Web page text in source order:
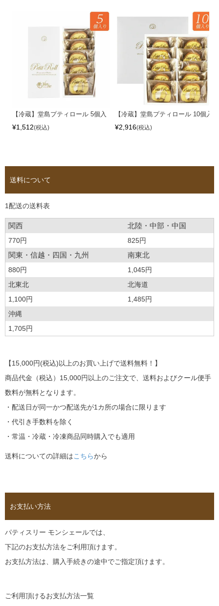
【冷蔵】堂島プティロール 5個入
¥1,512 税込
【冷蔵】堂島プティロール 10個入
¥2,916 税込
送料について
1配送の送料表
関西 北陸・中部・中国
770円 825円
関東・信越・四国・九州 南東北
880円
1,045円
北東北
北海道
1,100円
1,485円
沖縄
1,705円
【15,000円(税込)以上のお買い上げで送料無料！】
商品代金（税込）15,000円以上のご注文で、送料およびクール便手
数料が無料となります。
・配送日が同一かつ配送先が1カ所の場合に限ります
・代引き手数料を除く
・常温・冷蔵・冷凍商品同時購入でも適用
送料についての詳細はこちらから
お支払い方法
パティスリー モンシェールでは、
下記のお支払方法をご利用頂けます。
お支払方法は、購入手続きの途中でご指定頂けます。
ご利用頂けるお支払方法一覧